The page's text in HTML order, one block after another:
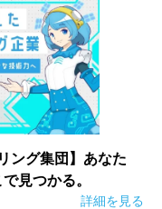
ング集団】あなた
見つかる。
詳細を見る